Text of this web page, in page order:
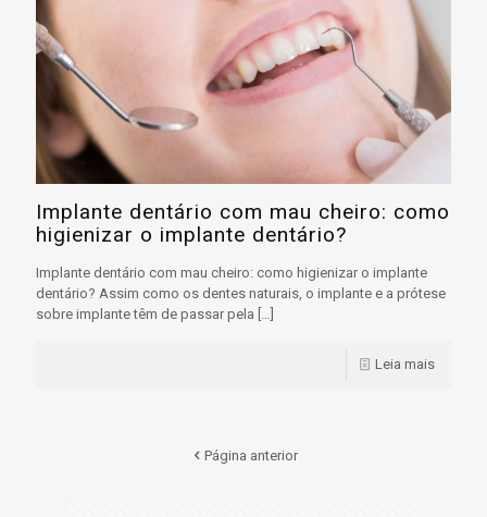
Implante dentário com mau cheiro: como
higienizar o implante dentário?
Implante dentário com mau cheiro: como higienizar o implante
dentário? Assim como os dentes naturais, o implante e a prótese
sobre implante têm de passar pela […]
Leia mais
Página anterior